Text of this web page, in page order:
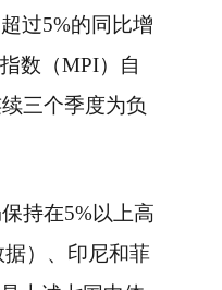
过5%的同比增
数（MPI）自
三个季度为负
持在5%以上高
）、印尼和菲